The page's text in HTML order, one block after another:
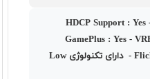
HDCP Support :
GamePlus : Yes -
Sync)- دارای تکنولوژی Flicker Free - دارای تکنولوژی Low